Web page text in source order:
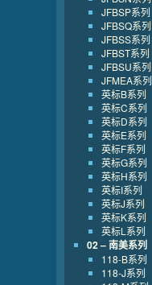
JFBSP系列
JFBSQ系列
JFBSS系列
JFBST系列
JFBSU系列
JFMEA系列
英标B系列
英标C系列
英标D系列
英标E系列
英标F系列
英标G系列
英标H系列
英标I系列
英标J系列
英标K系列
英标L系列
02 – 南美系列
118-B系列
118-J系列